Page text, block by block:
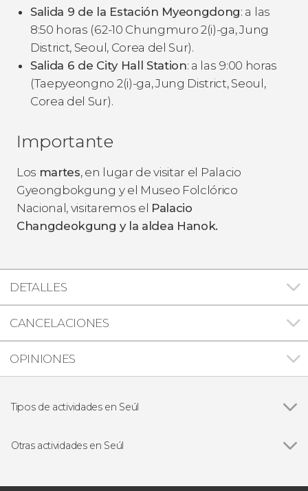
Salida 9 de la Estación Myeongdong: a las
8:50 horas (62-10 Chungmuro 2(i)-ga, Jung
District, Seoul, Corea del Sur).
Salida 6 de City Hall Station: a las 9:00 horas
(Taepyeongno 2(i)-ga, Jung District, Seoul,
Corea del Sur).
Importante
Los martes, en lugar de visitar el Palacio
Gyeongbokgung y el Museo Folclórico
Nacional, visitaremos el Palacio
Changdeokgung y la aldea Hanok.
DETALLES
CANCELACIONES
OPINIONES
Tipos de actividades en Seúl
Excursiones de un día
Otras actividades en Seúl
Free tour por Seúl